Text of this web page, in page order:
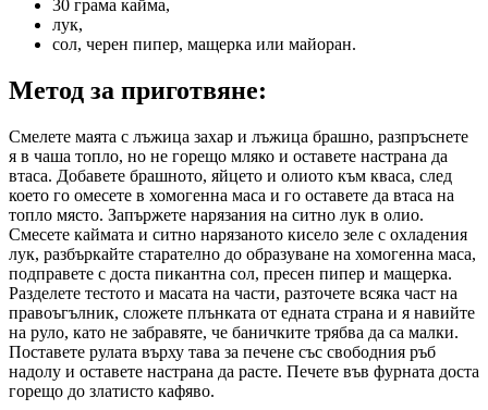
30 грама кайма,
лук,
сол, черен пипер, мащерка или майоран.
Метод за приготвяне:
Смелете маята с лъжица захар и лъжица брашно, разпръснете
я в чаша топло, но не горещо мляко и оставете настрана да
втаса. Добавете брашното, яйцето и олиото към кваса, след
което го омесете в хомогенна маса и го оставете да втаса на
топло място. Запържете нарязания на ситно лук в олио.
Смесете каймата и ситно нарязаното кисело зеле с охладения
лук, разбъркайте старателно до образуване на хомогенна маса,
подправете с доста пикантна сол, пресен пипер и мащерка.
Разделете тестото и масата на части, разточете всяка част на
правоъгълник, сложете плънката от едната страна и я навийте
на руло, като не забравяте, че баничките трябва да са малки.
Поставете рулата върху тава за печене със свободния ръб
надолу и оставете настрана да расте. Печете във фурната доста
горещо до златисто кафяво.